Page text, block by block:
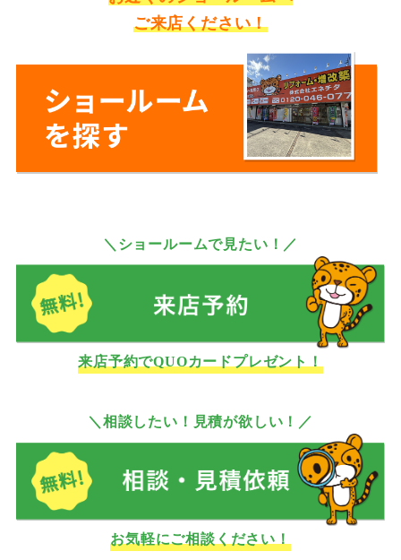
ご来店ください！
＼ショールームで見たい！／
来店予約でQUOカードプレゼント！
＼相談したい！見積が欲しい！／
お気軽にご相談ください！